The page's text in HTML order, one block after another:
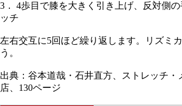
3． 4歩目で膝を大きく引き上げ、反対側
ッチ
左右交互に5回ほど繰り返します。リズミ
う。
出典：谷本道哉・石井直方、ストレッチ・
店、130ページ